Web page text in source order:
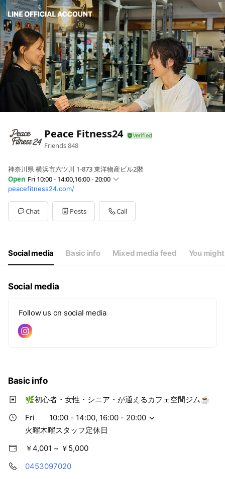
Peace Fitness24
Friends848
神奈川県 横浜市六ツ川 1-873 東洋物産ビル2階
Open Fri 10:00 - 14:00,16:00 - 20:00
Sun10:00 - 14:00,15:00 - 18:00
Mon10:00 - 14:00,16:00 - 20:00
TueClosed
Wed10:00 - 14:00,16:00 - 20:00
10:00 - 14:00,15:00 - 18:00
火曜木曜スタッフ定休日
peacefitness24.com/
Chat Posts Call
Social media Basic info Mixed media feed You
Social media
Follow us on social media
Basic info
🌿初心者・女性・シニア・が通えるカフェ空間ジム☕️
Fri
10:00 - 14:00, 16:00 - 20:00
火曜木曜スタッフ定休日
￥4,001 ~ ￥5,000
0453097020